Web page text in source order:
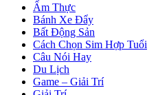
Ẩm Thực
Bánh Xe Đẩy
Bất Động Sản
Cách Chọn Sim Hợp Tuổi
Câu Nói Hay
Du Lịch
Game – Giải Trí